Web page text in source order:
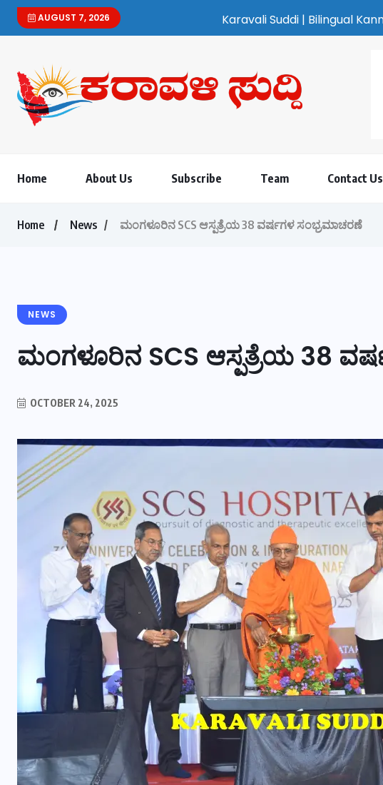
AUGUST 7, 2026Karavali Suddi | Bilingual Kannada/English Weekly
Home About Us Subscribe Team Contact Us
Home News ಮಂಗಳೂರಿನ SCS ಆಸ್ಪತ್ರೆಯ 38 ವರ್ಷಗಳ ಸಂಭ್ರಮಾಚರಣೆ
NEWS
ಮಂಗಳೂರಿನ SCS ಆಸ್ಪತ್ರೆಯ 38
OCTOBER 24, 2025